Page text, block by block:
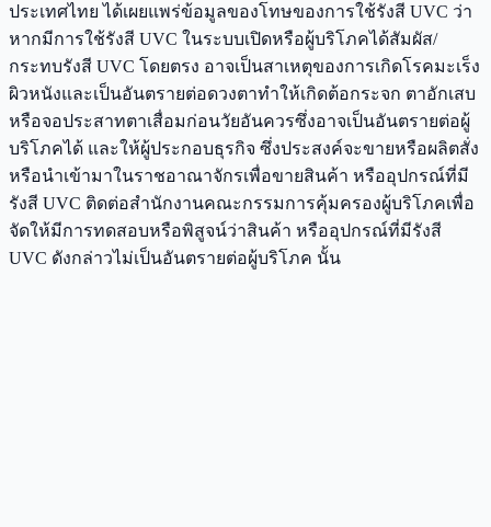
ประเทศไทย ได้เผยแพร่ข้อมูลของโทษของการใช้รังสี UVC ว่า
หากมีการใช้รังสี UVC ในระบบเปิดหรือผู้บริโภคได้สัมผัส/
กระทบรังสี UVC โดยตรง อาจเป็นสาเหตุของการเกิดโรคมะเร็ง
ผิวหนังและเป็นอันตรายต่อดวงตาทำให้เกิดต้อกระจก ตาอักเสบ
หรือจอประสาทตาเสื่อมก่อนวัยอันควรซึ่งอาจเป็นอันตรายต่อผู้
บริโภคได้ และให้ผู้ประกอบธุรกิจ ซึ่งประสงค์จะขายหรือผลิตสั่ง
หรือนำเข้ามาในราชอาณาจักรเพื่อขายสินค้า หรืออุปกรณ์ที่มี
รังสี UVC ติดต่อสำนักงานคณะกรรมการคุ้มครองผู้บริโภคเพื่อ
จัดให้มีการทดสอบหรือพิสูจน์ว่าสินค้า หรืออุปกรณ์ที่มีรังสี
UVC ดังกล่าวไม่เป็นอันตรายต่อผู้บริโภค นั้น